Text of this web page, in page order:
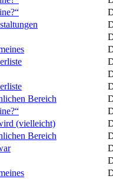
Bereich
(vielleicht)
Bereich